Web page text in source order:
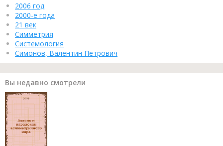
2006 год
2000-е года
21 век
Симметрия
Системология
Симонов, Валентин Петрович
Вы недавно смотрели